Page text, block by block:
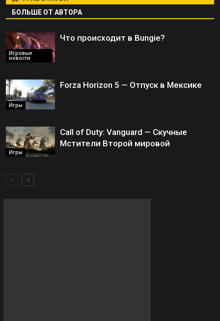
БОЛЬШЕ ОТ АВТОРА
Игровые
новости
Что происходит в Bungie?
Игры
Forza Horizon 5 — Отпуск в Мексике
Игры
Call of Duty: Vanguard — Скучные
Мстители Второй мировой